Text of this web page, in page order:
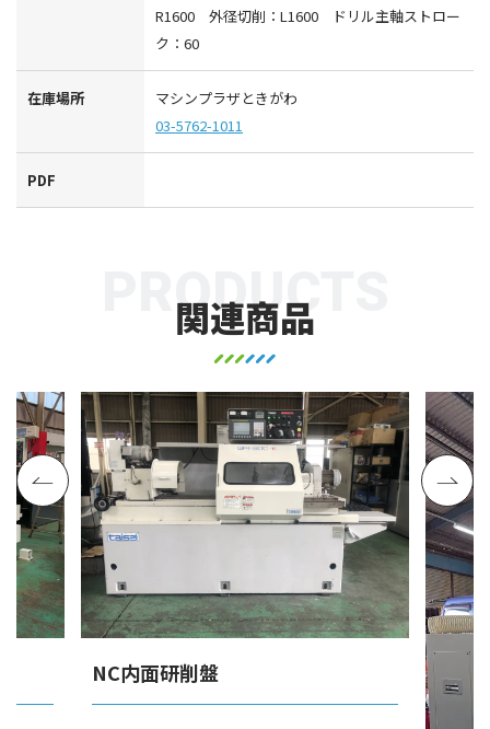
R1600 外径切削：L1600 ドリル主軸ストロー
ク：60
在庫場所
マシンプラザときがわ
03-5762-1011
PDF
関連商品
PRODUCTS
NC内面研削盤